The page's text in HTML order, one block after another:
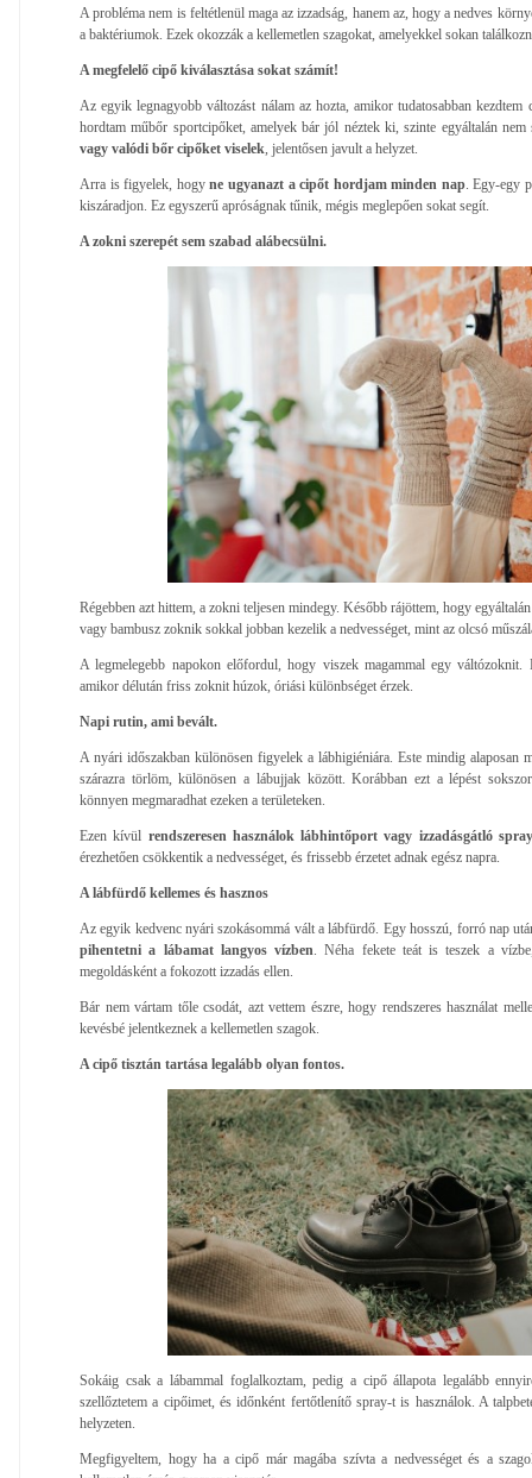
A probléma nem is feltétlenül maga az izzadság, hanem az, hogy a nedves
a baktériumok. Ezek okozzák a kellemetlen szagokat, amelyekkel sokan
A megfelelő cipő kiválasztása sokat számít!
Az egyik legnagyobb változást nálam az hozta, amikor tudatosabban
hordtam műbőr sportcipőket, amelyek bár jól néztek ki, szinte egyáltalán
vagy valódi bőr cipőket viselek , jelentősen javult a helyzet.
Arra is figyelek, hogyne ugyanazt a cipőt hordjam minden nap. Egy-egy
kiszáradjon. Ez egyszerű apróságnak tűnik, mégis meglepően sokat segít.
A zokni szerepét sem szabad alábecsülni.
Régebben azt hittem, a zokni teljesen mindegy. Később rájöttem, hogy
vagy bambusz zoknik sokkal jobban kezelik a nedvességet, mint az olcsó
A legmelegebb napokon előfordul, hogy viszek magammal egy váltózoknit.
amikor délután friss zoknit húzok, óriási különbséget érzek.
Napi rutin, ami bevált.
A nyári időszakban különösen figyelek a lábhigiéniára. Este mindig alaposan
szárazra törlöm, különösen a lábujjak között. Korábban ezt a lépést
könnyen megmaradhat ezeken a területeken.
Ezen kívül rendszeresen használok lábhintőport vagy izzadásgátló
érezhetően csökkentik a nedvességet, és frissebb érzetet adnak egész napra.
A lábfürdő kellemes és hasznos
Az egyik kedvenc nyári szokásommá vált a lábfürdő. Egy hosszú, forró nap
pihentetni a lábamat langyos vízben . Néha fekete teát is teszek a
megoldásként a fokozott izzadás ellen.
Bár nem vártam tőle csodát, azt vettem észre, hogy rendszeres használat
kevésbé jelentkeznek a kellemetlen szagok.
A cipő tisztán tartása legalább olyan fontos.
Sokáig csak a lábammal foglalkoztam, pedig a cipő állapota legalább
szellőztetem a cipőimet, és időnként fertőtlenítő spray-t is használok. A
helyzeten.
Megfigyeltem, hogy ha a cipő már magába szívta a nedvességet és a